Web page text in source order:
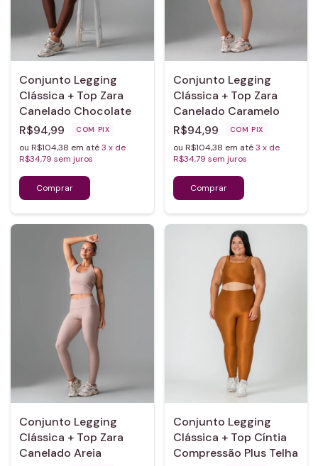
Conjunto Legging
Clássica + Top Zara
Canelado Chocolate
R$94,99
COM PIX
ou R$104,38 em até3 x de
R$34,79 sem juros
Conjunto Legging
Clássica + Top Zara
Canelado Caramelo
R$94,99
COM PIX
ou R$104,38 em até3 x de
R$34,79 sem juros
Conjunto Legging
Clássica + Top Zara
Canelado Areia
Conjunto Legging
Clássica + Top Cíntia
Compressão Plus Telha